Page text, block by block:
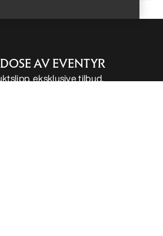
Help
AV EVENTYR
eksklusive tilbud,